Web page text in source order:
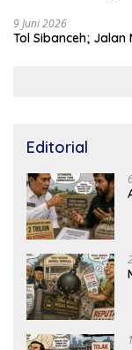
9 Juni 2026
Tol Sibanceh;
Editorial